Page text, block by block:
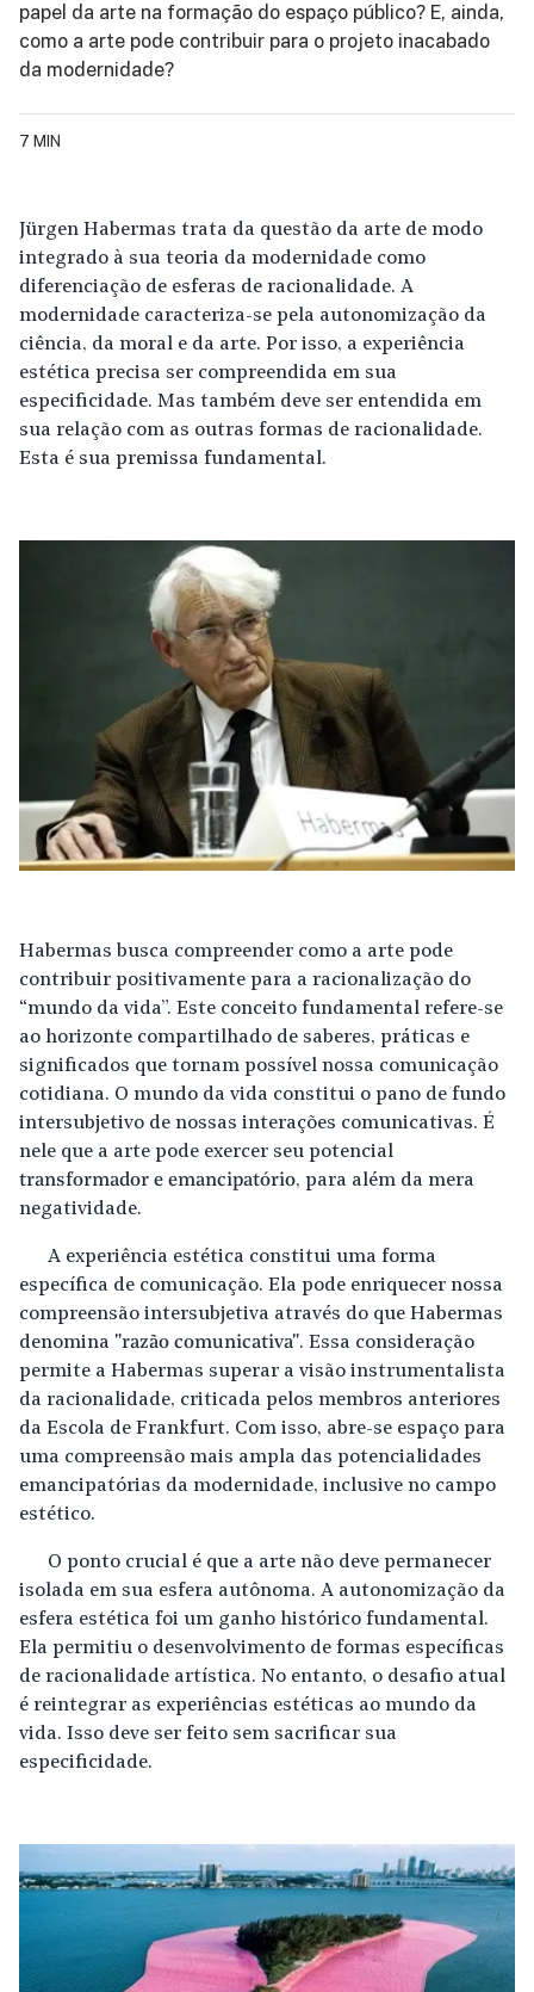
papel da arte na formação do espaço público? E, ainda,
como a arte pode contribuir para o projeto inacabado
da modernidade?
7 MIN
Jürgen Habermas trata da questão da arte de modo
integrado à sua teoria da modernidade como
diferenciação de esferas de racionalidade. A
modernidade caracteriza-se pela autonomização da
ciência, da moral e da arte. Por isso, a experiência
estética precisa ser compreendida em sua
especificidade. Mas também deve ser entendida em
sua relação com as outras formas de racionalidade.
Esta é sua premissa fundamental.
Habermas busca compreender como a arte pode
contribuir positivamente para a racionalização do
“mundo da vida”. Este conceito fundamental refere-se
ao horizonte compartilhado de saberes, práticas e
significados que tornam possível nossa comunicação
cotidiana. O mundo da vida constitui o pano de fundo
intersubjetivo de nossas interações comunicativas. É
nele que a arte pode exercer seu potencial
transformador e emancipatório, para além da mera
negatividade.
A experiência estética constitui uma forma
específica de comunicação. Ela pode enriquecer nossa
compreensão intersubjetiva através do que Habermas
denomina "razão comunicativa". Essa consideração
permite a Habermas superar a visão instrumentalista
da racionalidade, criticada pelos membros anteriores
da Escola de Frankfurt. Com isso, abre-se espaço para
uma compreensão mais ampla das potencialidades
emancipatórias da modernidade, inclusive no campo
estético.
O ponto crucial é que a arte não deve permanecer
isolada em sua esfera autônoma. A autonomização da
esfera estética foi um ganho histórico fundamental.
Ela permitiu o desenvolvimento de formas específicas
de racionalidade artística. No entanto, o desafio atual
é reintegrar as experiências estéticas ao mundo da
vida. Isso deve ser feito sem sacrificar sua
especificidade.